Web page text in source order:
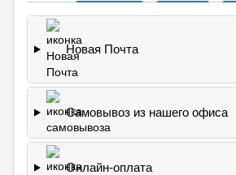
Новая Почта
Самовывоз из нашего офиса
Онлайн-оплата